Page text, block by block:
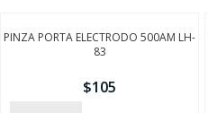
PINZA PORTA ELECTRODO 500AM LH-
83
$105